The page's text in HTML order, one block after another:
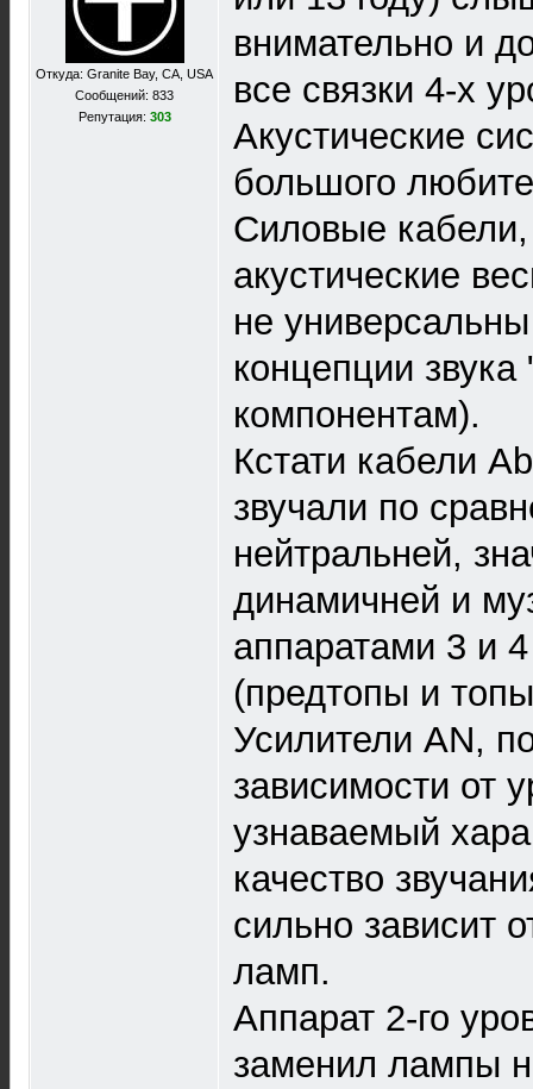
Откуда: Granite Bay, CA, USA
Сообщений: 833
Репутация: 303
внимательно и
все связки 4-х
Акустические
большого
Силовые
акустические
не
концепции
компонентам).
Кстати кабели
звучали по
нейтральней,
динамичней и
аппаратами 3 и
(предтопы и
Усилители AN,
зависимости от
узнаваемый
качество
сильно зависит
ламп.
Аппарат 2-го
заменил лампы